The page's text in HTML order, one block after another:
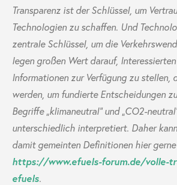
Transparenz ist der Schlüssel, um
Technologien zu schaffen. Und
zentrale Schlüssel, um die
legen großen Wert darauf,
Informationen zur Verfügung zu stellen,
werden, um fundierte Entscheidungen
Begriffe „klimaneutral“ und „CO2-
unterschiedlich interpretiert. Daher
damit gemeinten Definitionen hier
https://www.efuels-forum.de/volle-
efuels.